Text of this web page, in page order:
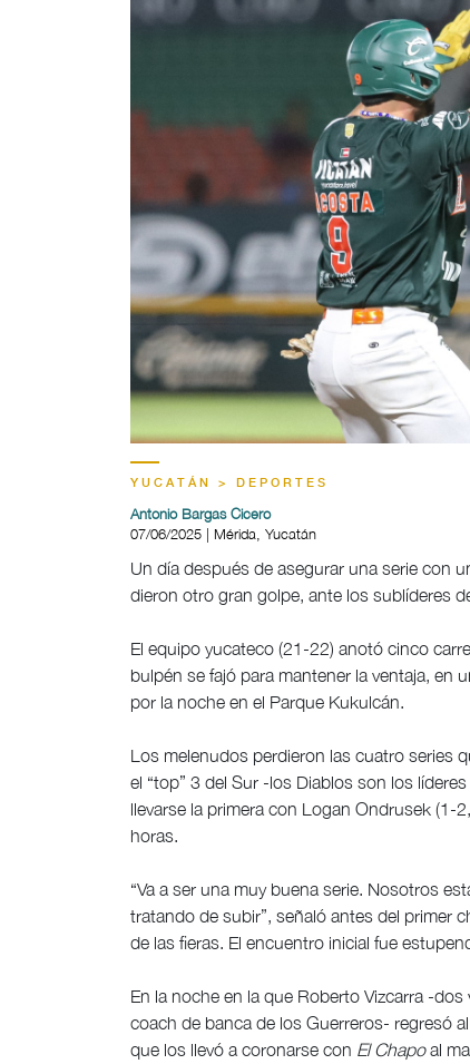
YUCATÁN > DEPORTES
Antonio Bargas Cicero
07/06/2025 | Mérida, Yucatán
Un día después de asegurar una serie con
dieron otro gran golpe, ante los sublíderes
El equipo yucateco (21-22) anotó cinco
bulpén se fajó para mantener la ventaja, en
por la noche en el Parque Kukulcán.
Los melenudos perdieron las cuatro series
el “top” 3 del Sur -los Diablos son los
llevarse la primera con Logan Ondrusek (1-
horas.
“Va a ser una muy buena serie. Nosotros
tratando de subir”, señaló antes del primer
de las fieras. El encuentro inicial fue
En la noche en la que Roberto Vizcarra -
coach de banca de los Guerreros- regresó
que los llevó a coronarse con El Chapoal